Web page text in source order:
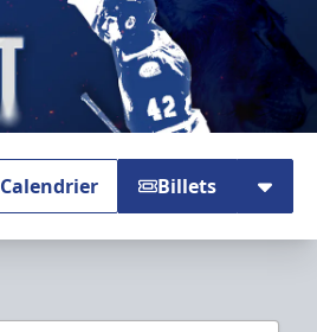
Calendrier Billets